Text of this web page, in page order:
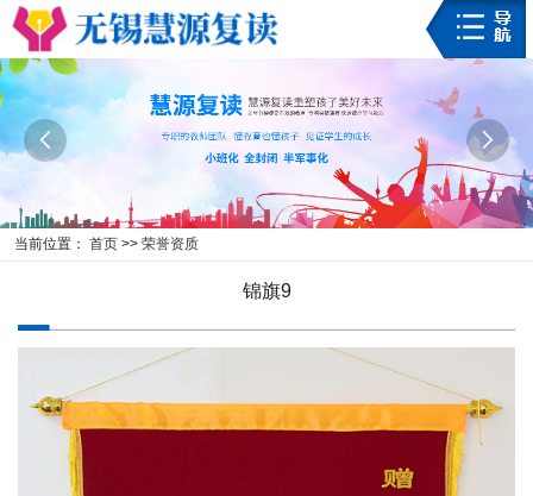
 
当前位置： 首页 >> 荣誉资质
锦旗9